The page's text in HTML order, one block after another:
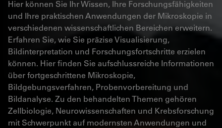
Hier können Sie Ihr Wissen, Ihre Forschungsfähigkeiten
und Ihre praktischen Anwendungen der Mikroskopie in
verschiedenen wissenschaftlichen Bereichen erweitern.
Erfahren Sie, wie Sie präzise Visualisierung,
Bildinterpretation und Forschungsfortschritte erzielen
können. Hier finden Sie aufschlussreiche Informationen
über fortgeschrittene Mikroskopie,
Bildgebungsverfahren, Probenvorbereitung und
Bildanalyse. Zu den behandelten Themen gehören
Zellbiologie, Neurowissenschaften und Krebsforschung
mit Schwerpunkt auf modernsten Anwendungen und